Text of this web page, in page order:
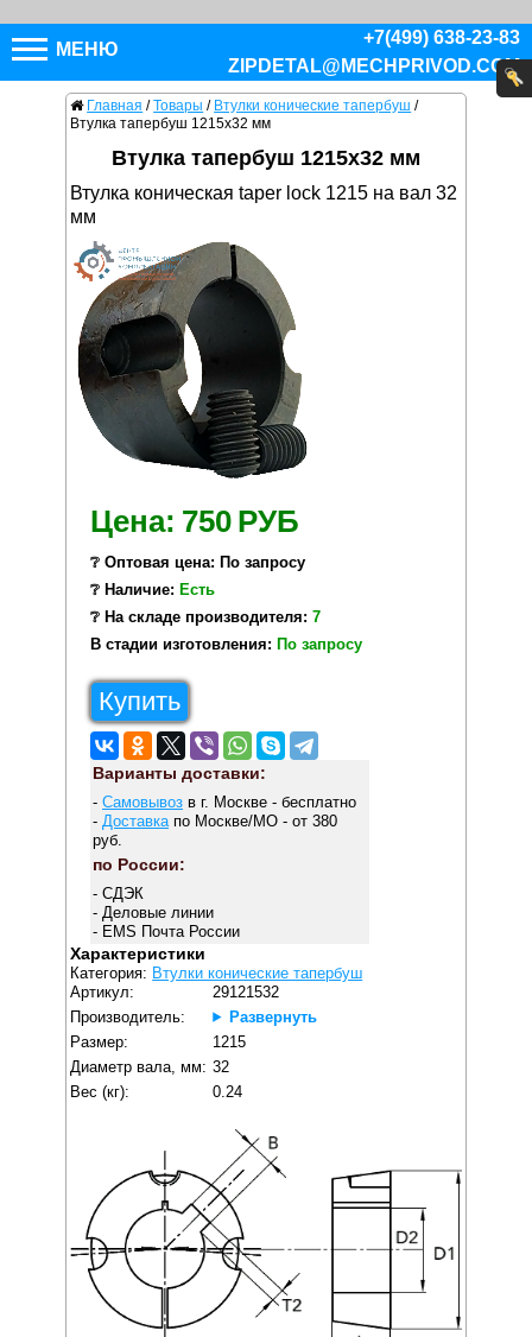
МЕНЮ
+7(499) 638-23-83
ZIPDETAL@MECHPRIVOD.COM
Главная / Товары / Втулки конические тапербуш /
Втулка тапербуш 1215x32 мм
Втулка тапербуш 1215x32 мм
Втулка коническая taper lock 1215 на вал 32
мм
Цена: 750 РУБ
❔ Оптовая цена: По запросу
❔ Наличие: Есть
❔ На складе производителя: 7
В стадии изготовления: По запросу
Купить
Варианты доставки:
- Самовывозв г. Москве - бесплатно
- Доставкапо Москве/МО - от 380
руб.
по России:
- СДЭК
- Деловые линии
- EMS Почта России
Характеристики
Категория: Втулки конические тапербуш
Артикул:
29121532
Производитель:
Развернуть
Размер:
1215
Диаметр вала, мм: 32
Вес (кг):
0.24